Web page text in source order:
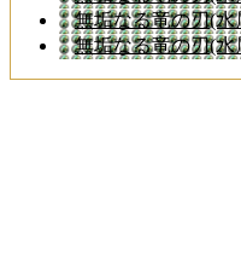
無垢なる竜の刃(
無垢なる竜の刃(